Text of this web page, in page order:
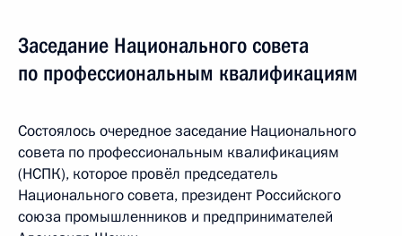
Заседание Национального совета
по профессиональным квалификациям
Состоялось очередное заседание Национального
совета по профессиональным квалификациям
(НСПК), которое провёл председатель
Национального совета, президент Российского
союза промышленников и предпринимателей